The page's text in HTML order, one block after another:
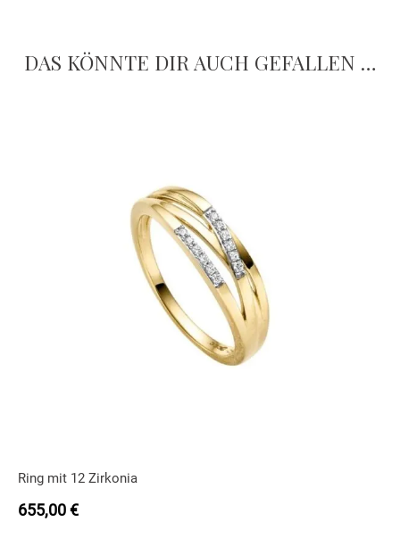
DAS KÖNNTE DIR AUCH GEFALLEN …
Ring mit 12 Zirkonia
655,00€